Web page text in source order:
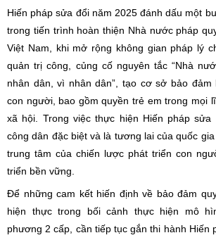
Hiến pháp sửa đổi năm 2025 đánh dấu một
trong tiến trình hoàn thiện Nhà nước pháp
Việt Nam, khi mở rộng không gian pháp lý
quản trị công, củng cố nguyên tắc “Nhà
nhân dân, vì nhân dân”, tạo cơ sở bảo đảm
con người, bao gồm quyền trẻ em trong mọi
xã hội. Trong việc thực hiện Hiến pháp
công dân đặc biệt và là tương lai của quốc
trung tâm của chiến lược phát triển con
triển bền vững.
Để những cam kết hiến định về bảo đảm
hiện thực trong bối cảnh thực hiện mô
phương 2 cấp, cần tiếp tục gắn thi hành Hiến